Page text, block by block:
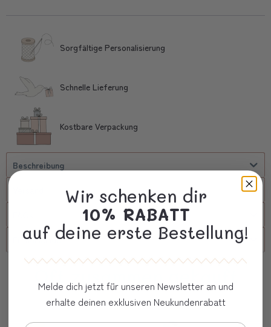
Sorgfältige Personalisierung
Schnelle Lieferung
Kostbare Verpackung
Beschreibung
Firmenkunde
Oft zusammen gekauft
Wir schenken dir
10% RABATT
auf deine erste Bestellung!
Melde dich jetzt für unseren Newsletter an und
erhalte deinen exklusiven Neukundenrabatt